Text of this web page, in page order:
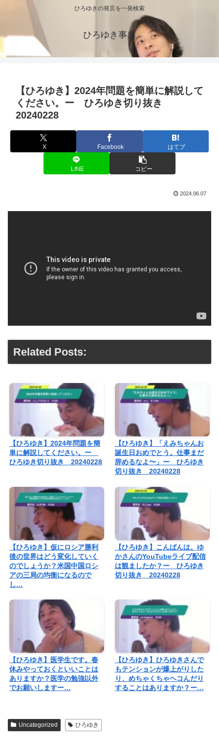
ひろゆきの発言を一発検索
ひろゆき事典
【ひろゆき】2024年問題を簡単に解説して
ください。ー ひろゆき切り抜き
20240228
X Facebook はてブ
LINE コピー
2024.06.07
Related Posts:
【ひろゆき】2024年問題を簡
単に解説してください。ー
ひろゆき切り抜き 20240228
【ひろゆき】「えみちゃんお
誕生日おめでとう。仕事まだ
辞めるなよ〜」ー ひろゆき
切り抜き 20240228
【ひろゆき】仮にロシア勝利
後の世界はどう変化していく
のでしょうか？米国中国ロシ
アの三局の均衡になるので
し…
【ひろゆき】こんばんは。ゆ
かさんのYouTubeライブ配信
は観ましたか？ー ひろゆき
切り抜き 20240228
【ひろゆき】医学生です。春
休みやっておくといいことは
ありますか？医学の勉強以外
でお願いしますー…
【ひろゆき】ひろゆきさんで
もテンションが爆上がりした
り、めちゃくちゃヘコんだり
することはありますか？ー…
Uncategorized ひろゆき